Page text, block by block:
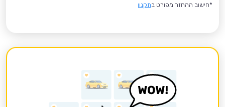
*חישוב ההחזר מפורט בתקנון